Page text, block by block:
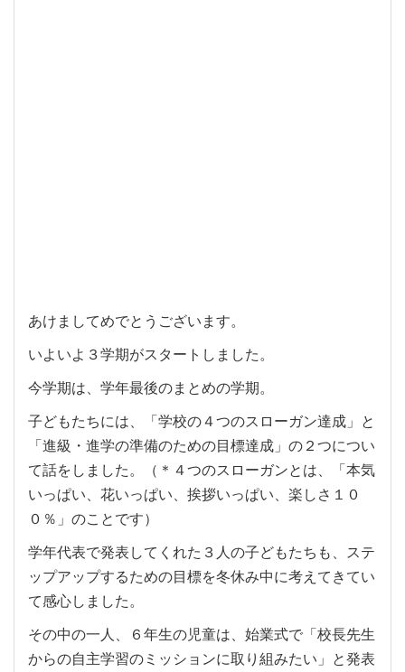
あけましてめでとうございます。
いよいよ３学期がスタートしました。
今学期は、学年最後のまとめの学期。
子どもたちには、「学校の４つのスローガン達成」と
「進級・進学の準備のための目標達成」の２つについ
て話をしました。（＊４つのスローガンとは、「本気
いっぱい、花いっぱい、挨拶いっぱい、楽しさ１０
０％」のことです）
学年代表で発表してくれた３人の子どもたちも、ステ
ップアップするための目標を冬休み中に考えてきてい
て感心しました。
その中の一人、６年生の児童は、始業式で「校長先生
からの自主学習のミッションに取り組みたい」と発表